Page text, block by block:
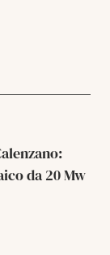
da 20 Mw